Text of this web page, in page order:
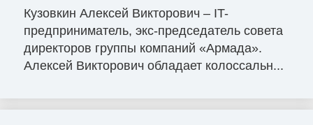
Кузовкин Алексей Викторович – IT-
предприниматель, экс-председатель совета
директоров группы компаний «Армада».
Алексей Викторович обладает колоссальн...